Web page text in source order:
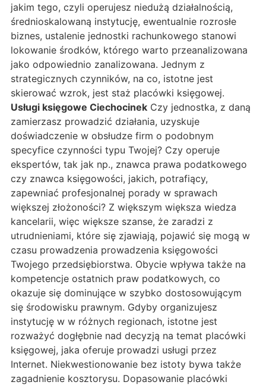
jakim tego, czyli operujesz niedużą działalnością,
średnioskalowaną instytucję, ewentualnie rozrosłe
biznes, ustalenie jednostki rachunkowego stanowi
lokowanie środków, którego warto przeanalizowana
jako odpowiednio zanalizowana. Jednym z
strategicznych czynników, na co, istotne jest
skierować wzrok, jest staż placówki księgowej.
Usługi księgowe Ciechocinek Czy jednostka, z daną
zamierzasz prowadzić działania, uzyskuje
doświadczenie w obsłudze firm o podobnym
specyfice czynności typu Twojej? Czy operuje
ekspertów, tak jak np., znawca prawa podatkowego
czy znawca księgowości, jakich, potrafiący,
zapewniać profesjonalnej porady w sprawach
większej złożoności? Z większym większa wiedza
kancelarii, więc większe szanse, że zaradzi z
utrudnieniami, które się zjawiają, pojawić się mogą w
czasu prowadzenia prowadzenia księgowości
Twojego przedsiębiorstwa. Obycie wpływa także na
kompetencje ostatnich praw podatkowych, co
okazuje się dominujące w szybko dostosowującym
się środowisku prawnym. Gdyby organizujesz
instytucję w w różnych regionach, istotne jest
rozważyć dogłębnie nad decyzją na temat placówki
księgowej, jaka oferuje prowadzi usługi przez
Internet. Niekwestionowanie bez istoty bywa także
zagadnienie kosztorysu. Dopasowanie placówki